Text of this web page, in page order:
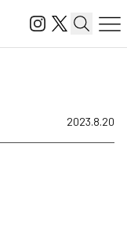
2023.8.20